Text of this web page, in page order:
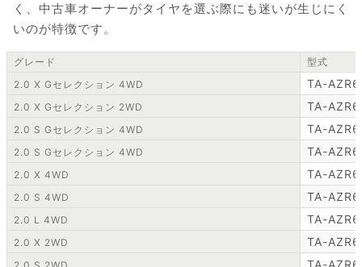
く、中古車オーナーがタイヤを選ぶ際にも迷いが生じにく
いのが特徴です。
グレード
型式
2.0 X Gセレクション 4WD
TA-
2.0 X Gセレクション 2WD TA-
2.0 S Gセレクション 4WD TA-
2.0 S Gセレクション 4WD TA-
2.0 X 4WD TA-
2.0 S 4WD TA-
2.0 L 4WD TA-
2.0 X 2WD TA-